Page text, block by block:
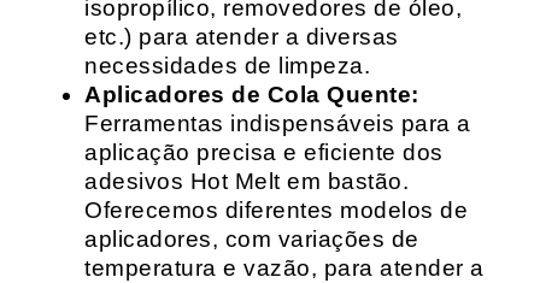
isopropílico, removedores de óleo,
etc.) para atender a diversas
necessidades de limpeza.
Aplicadores de Cola Quente:
Ferramentas indispensáveis para a
aplicação precisa e eficiente dos
adesivos Hot Melt em bastão.
Oferecemos diferentes modelos de
aplicadores, com variações de
temperatura e vazão, para atender a